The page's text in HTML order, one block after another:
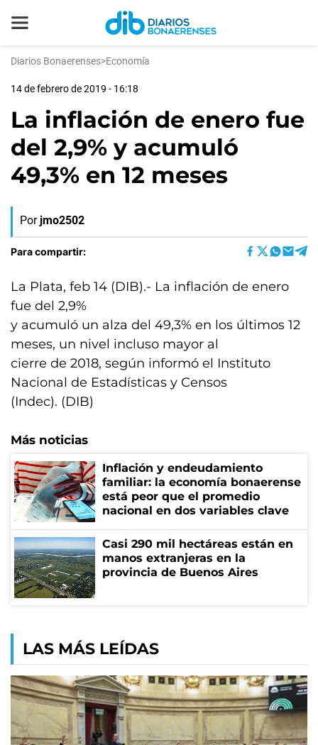
Diarios Bonaerenses>Economía
14 de febrero de 2019 - 16:18
La inflación de enero fue
del 2,9% y acumuló
49,3% en 12 meses
Por jmo2502
Para compartir:
La Plata, feb 14 (DIB).- La inflación de enero
fue del 2,9%
y acumuló un alza del 49,3% en los últimos 12
meses, un nivel incluso mayor al
cierre de 2018, según informó el Instituto
Nacional de Estadísticas y Censos
(Indec). (DIB)
Más noticias
Inflación y endeudamiento
familiar: la economía bonaerense
está peor que el promedio
nacional en dos variables clave
Casi 290 mil hectáreas están en
manos extranjeras en la
provincia de Buenos Aires
LAS MÁS LEÍDAS